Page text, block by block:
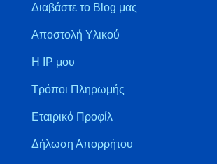
Διαβάστε το Blog μας
Αποστολή Υλικού
Η IP μου
Τρόποι Πληρωμής
Εταιρικό Προφίλ
Δήλωση Απορρήτου